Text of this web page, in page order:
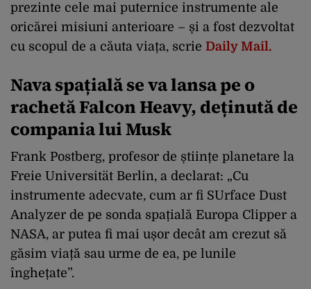
prezinte cele mai puternice instrumente ale
oricărei misiuni anterioare – și a fost dezvoltat
cu scopul de a căuta viața, scrie Daily Mail.
Nava spațială se va lansa pe o
rachetă Falcon Heavy, deținută de
compania lui Musk
Frank Postberg, profesor de științe planetare la
Freie Universität Berlin, a declarat: „Cu
instrumente adecvate, cum ar fi SUrface Dust
Analyzer de pe sonda spațială Europa Clipper a
NASA, ar putea fi mai ușor decât am crezut să
găsim viață sau urme de ea, pe lunile
înghețate”.